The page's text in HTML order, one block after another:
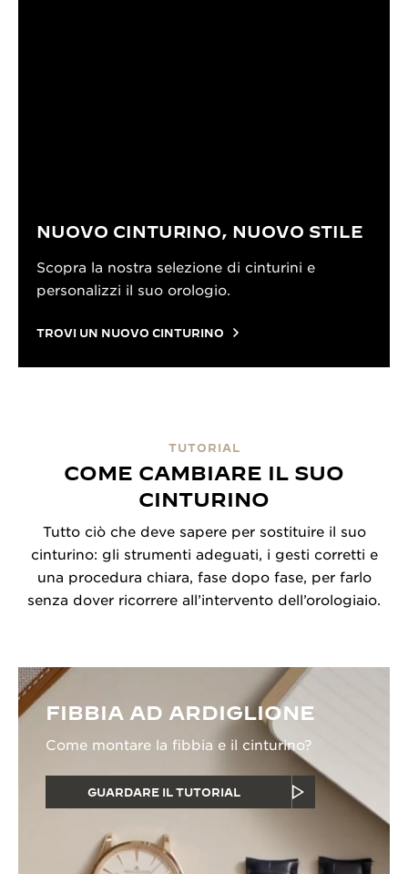
NUOVO CINTURINO, NUOVO STILE
Scopra la nostra selezione di cinturini e
personalizzi il suo orologio.
TROVI UN NUOVO CINTURINO
TUTORIAL
COME CAMBIARE IL SUO
CINTURINO
Tutto ciò che deve sapere per sostituire il suo
cinturino: gli strumenti adeguati, i gesti corretti e
una procedura chiara, fase dopo fase, per farlo
senza dover ricorrere all’intervento dell’orologiaio.
FIBBIA AD ARDIGLIONE
Come montare la fibbia e il cinturino?
GUARDARE IL TUTORIAL